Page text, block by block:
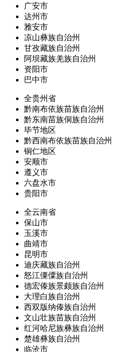
广安市
达州市
雅安市
凉山彝族自治州
甘孜藏族自治州
阿坝藏族羌族自治州
资阳市
巴中市
全贵州省
黔南布依族苗族自治州
黔东南苗族侗族自治州
毕节地区
黔西南布依族苗族自治州
铜仁地区
安顺市
遵义市
六盘水市
贵阳市
全云南省
保山市
玉溪市
曲靖市
昆明市
迪庆藏族自治州
怒江傈僳族自治州
德宏傣族景颇族自治州
大理白族自治州
西双版纳傣族自治州
文山壮族苗族自治州
红河哈尼族彝族自治州
楚雄彝族自治州
临沧市